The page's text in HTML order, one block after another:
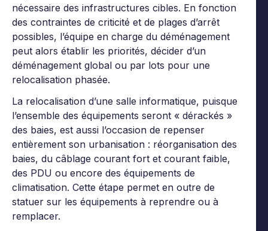
nécessaire des infrastructures cibles. En fonction
des contraintes de criticité et de plages d’arrêt
possibles, l’équipe en charge du déménagement
peut alors établir les priorités, décider d’un
déménagement global ou par lots pour une
relocalisation phasée.
La relocalisation d’une salle informatique, puisque
l’ensemble des équipements seront « dérackés »
des baies, est aussi l’occasion de repenser
entièrement son urbanisation : réorganisation des
baies, du câblage courant fort et courant faible,
des PDU ou encore des équipements de
climatisation. Cette étape permet en outre de
statuer sur les équipements à reprendre ou à
remplacer.